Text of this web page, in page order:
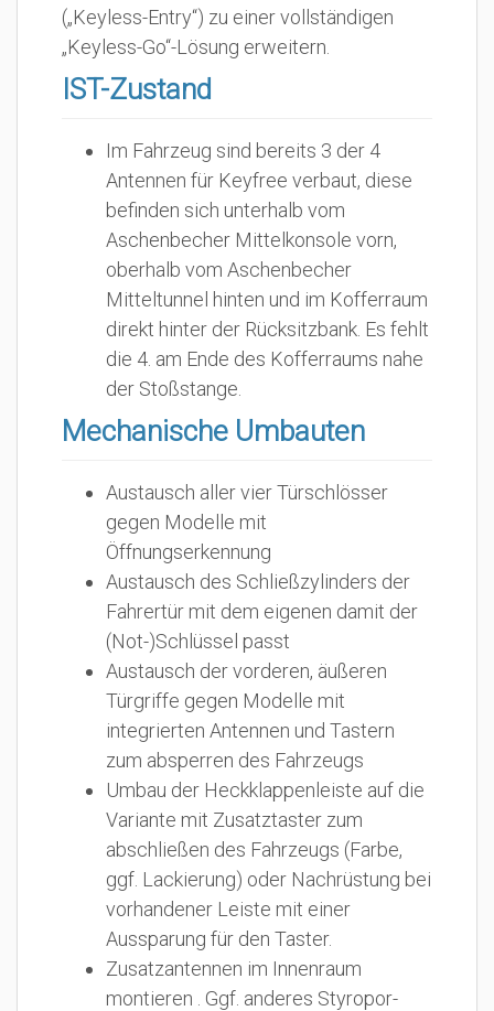
(„Keyless-Entry“) zu einer vollständigen
„Keyless-Go“-Lösung erweitern.
IST-Zustand
Im Fahrzeug sind bereits 3 der 4
Antennen für Keyfree verbaut, diese
befinden sich unterhalb vom
Aschenbecher Mittelkonsole vorn,
oberhalb vom Aschenbecher
Mitteltunnel hinten und im Kofferraum
direkt hinter der Rücksitzbank. Es fehlt
die 4. am Ende des Kofferraums nahe
der Stoßstange.
Mechanische Umbauten
Austausch aller vier Türschlösser
gegen Modelle mit
Öffnungserkennung
Austausch des Schließzylinders der
Fahrertür mit dem eigenen damit der
(Not-)Schlüssel passt
Austausch der vorderen, äußeren
Türgriffe gegen Modelle mit
integrierten Antennen und Tastern
zum absperren des Fahrzeugs
Umbau der Heckklappenleiste auf die
Variante mit Zusatztaster zum
abschließen des Fahrzeugs (Farbe,
ggf. Lackierung) oder Nachrüstung bei
vorhandener Leiste mit einer
Aussparung für den Taster.
Zusatzantennen im Innenraum
montieren . Ggf. anderes Styropor-